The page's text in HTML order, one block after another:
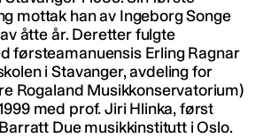
mottak han av Ingeborg Songe
åtte år. Deretter fulgte
førsteamanuensis Erling Ragnar
i Stavanger, avdeling for
Rogaland Musikkonservatorium)
med prof. Jiri Hlinka, først
Due musikkinstitutt i Oslo.